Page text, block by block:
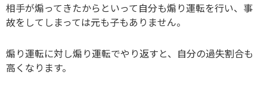
相手が煽ってきたからといって自分も煽り運転を行い、事
故をしてしまっては元も子もありません。
煽り運転に対し煽り運転でやり返すと、自分の過失割合も
高くなります。